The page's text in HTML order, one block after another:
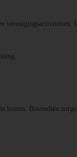
kosten. Bovendien